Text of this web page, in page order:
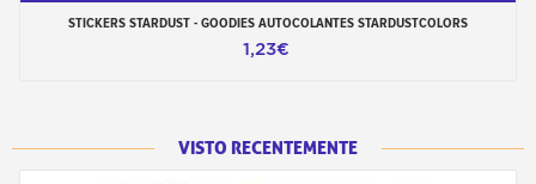
STICKERS STARDUST - GOODIES AUTOCOLANTES STARDUSTCOLORS
1,23€
VISTO RECENTEMENTE